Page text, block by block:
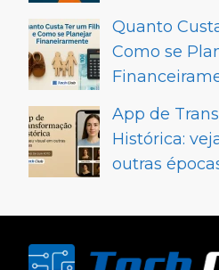
Quanto
Como se
App de
Histórica:
outras